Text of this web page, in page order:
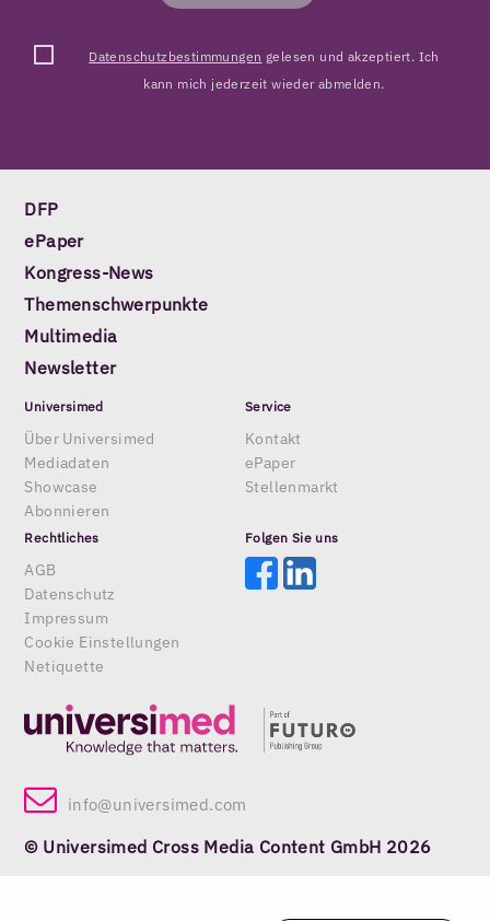
Datenschutzbestimmungen gelesen und akzeptiert. Ich
kann mich jederzeit wieder abmelden.
info@universimed.com
© Universimed Cross Media Content GmbH 2026
DFP
ePaper
Kongress-News
Themenschwerpunkte
Multimedia
Newsletter
Universimed
Über Universimed
Mediadaten
Showcase
Abonnieren
Service
Kontakt
ePaper
Stellenmarkt
Rechtliches
AGB
Datenschutz
Impressum
Cookie Einstellungen
Netiquette
Folgen Sie uns